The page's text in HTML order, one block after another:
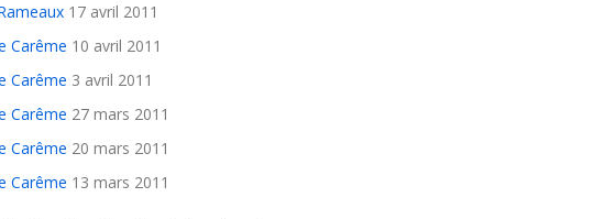
17 avril 2011
Carême 10 avril 2011
Carême 3 avril 2011
Carême 27 mars 2011
Carême 20 mars 2011
Carême 13 mars 2011